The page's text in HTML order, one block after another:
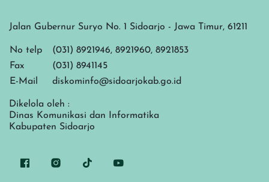
Jalan Gubernur Suryo No. 1 Sidoarjo - Jawa Timur, 61211
No telp
(031) 8921946, 8921960, 8921853
Fax
(031) 8941145
E-Mail
diskominfo@sidoarjokab.go.id
Dikelola oleh :
Dinas Komunikasi dan Informatika
Kabupaten Sidoarjo